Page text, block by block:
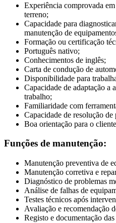
Experiência comprovada
terreno;
Capacidade para
manutenção de
Formação ou certificação
Português nativo;
Conhecimentos de inglês;
Carta de condução de
Disponibilidade para
Capacidade de adaptação a
trabalho;
Familiaridade com
Capacidade de resolução de
Boa orientação para o
Funções de manutenção:
Manutenção preventiva de
Manutenção corretiva e
Diagnóstico de problemas
Análise de falhas de
Testes técnicos após
Avaliação e recomendação
Registo e documentação